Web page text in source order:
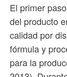
El primer
del producto
calidad por
fórmula y
para la